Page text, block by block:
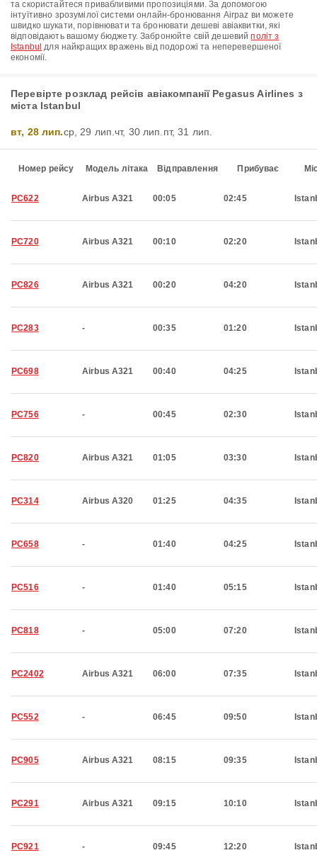
та скористайтеся привабливими пропозиціями. За допомогою
інтуїтивно зрозумілої системи онлайн-бронювання Airpaz ви можете
швидко шукати, порівнювати та бронювати дешеві авіаквитки, які
відповідають вашому бюджету. Забронюйте свій дешевийполіт з
Istanbul для найкращих вражень від подорожі та неперевершеної
економії.
Перевірте розклад рейсів авіакомпанії Pegasus Airlines з
міста Istanbul
вт, 28 лип.ср, 29 лип.чт, 30 лип. пт, 31 лип.
Номер рейсу Модель літака Відправлення Прибуває
PC622 Airbus A321 00:05 02:45
PC720 Airbus A321 00:10 02:20
PC826 Airbus A321 00:20 04:20
PC283 - 00:35 01:20
PC698 Airbus A321 00:40 04:25
PC756 - 00:45 02:30
PC820 Airbus A321 01:05 03:30
PC314 Airbus A320 01:25 04:35
PC658 - 01:40 04:25
PC516 - 01:40 05:15
PC818 - 05:00 07:20
PC2402 Airbus A321 06:00 07:35
PC552 - 06:45 09:50
PC905 Airbus A321 08:15 09:35
PC291 Airbus A321 09:15 10:10
PC921 - 09:45 12:20